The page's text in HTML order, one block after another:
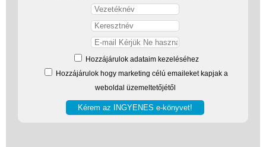
Hozzájárulok adataim kezeléséhez
Hozzájárulok hogy marketing célú emaileket kapjak a
weboldal üzemeltetőjétől